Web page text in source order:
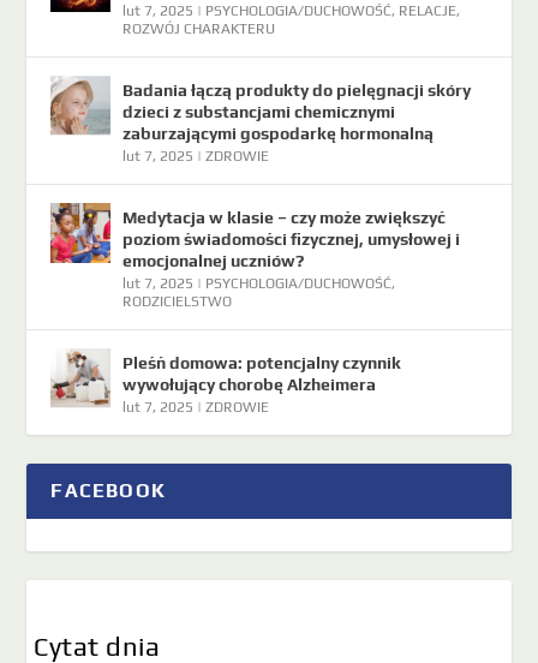
lut 7, 2025 | PSYCHOLOGIA/DUCHOWOŚĆ, RELACJE,
ROZWÓJ CHARAKTERU
Badania łączą produkty do pielęgnacji skóry
dzieci z substancjami chemicznymi
zaburzającymi gospodarkę hormonalną
lut 7, 2025 |ZDROWIE
Medytacja w klasie – czy może zwiększyć
poziom świadomości fizycznej, umysłowej i
emocjonalnej uczniów?
lut 7, 2025 | PSYCHOLOGIA/DUCHOWOŚĆ,
RODZICIELSTWO
Pleśń domowa: potencjalny czynnik
wywołujący chorobę Alzheimera
lut 7, 2025 |ZDROWIE
FACEBOOK
Cytat dnia